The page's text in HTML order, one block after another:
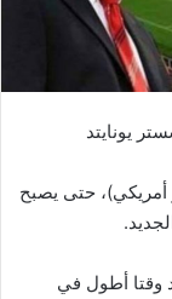
يونايتد
(4.9 مليار دولار أمريكي)، حتى يصبح
وقتا أطول في